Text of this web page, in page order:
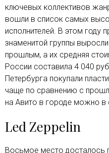
ключевых коллективов
вошли в список самых
исполнителей. В этом году
знаменитой группы
прошлым, а их средняя
России составила 4 040
Петербурга покупали
чаще по сравнению с
на Авито в городе можно в
Led Zeppelin
Восьмое место досталось